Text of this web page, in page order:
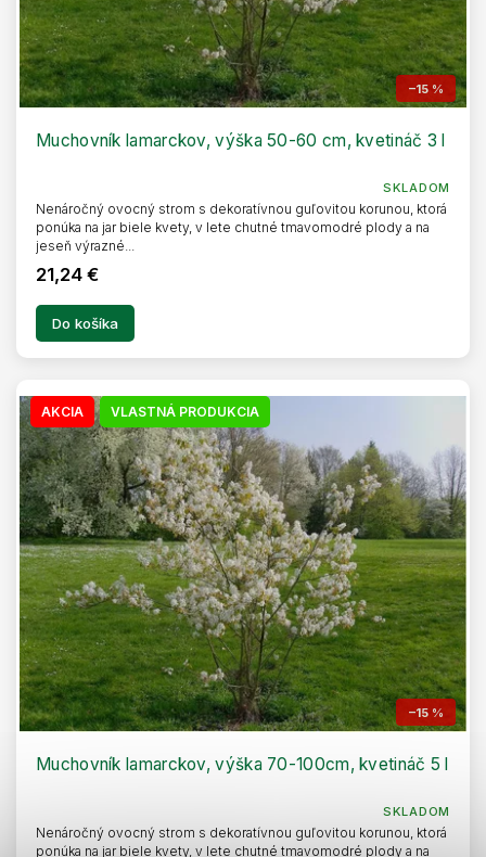
–15 %
Muchovník lamarckov, výška 50-60 cm, kvetináč 3 l
SKLADOM
21,24 €
Do košíka
Nenáročný ovocný strom s dekoratívnou guľovitou korunou, ktorá
ponúka na jar biele kvety, v lete chutné tmavomodré plody a na
jeseň výrazné...
AKCIA VLASTNÁ PRODUKCIA
–15 %
Muchovník lamarckov, výška 70-100cm, kvetináč 5 l
SKLADOM
Nenáročný ovocný strom s dekoratívnou guľovitou korunou, ktorá
ponúka na jar biele kvety, v lete chutné tmavomodré plody a na